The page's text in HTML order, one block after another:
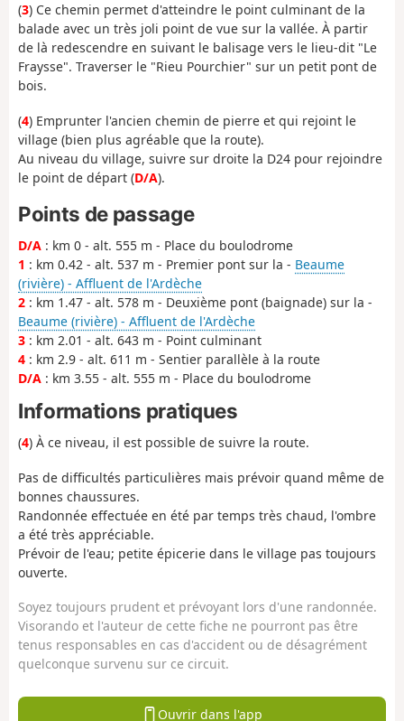
(3) Ce chemin permet d'atteindre le point culminant de la
balade avec un très joli point de vue sur la vallée. À partir
de là redescendre en suivant le balisage vers le lieu-dit "Le
Fraysse". Traverser le "Rieu Pourchier" sur un petit pont de
bois.
(4) Emprunter l'ancien chemin de pierre et qui rejoint le
village (bien plus agréable que la route).
Au niveau du village, suivre sur droite la D24 pour rejoindre
le point de départ (D/A).
Points de passage
D/A : km 0 - alt. 555 m - Place du boulodrome
1 : km 0.42 - alt. 537 m - Premier pont sur la - Beaume
(rivière) - Affluent de l'Ardèche
2 : km 1.47 - alt. 578 m - Deuxième pont (baignade) sur la -
Beaume (rivière) - Affluent de l'Ardèche
3 : km 2.01 - alt. 643 m - Point culminant
4 : km 2.9 - alt. 611 m - Sentier parallèle à la route
D/A : km 3.55 - alt. 555 m - Place du boulodrome
Informations pratiques
(4) À ce niveau, il est possible de suivre la route.
Pas de difficultés particulières mais prévoir quand même de
bonnes chaussures.
Randonnée effectuée en été par temps très chaud, l'ombre
a été très appréciable.
Prévoir de l'eau; petite épicerie dans le village pas toujours
ouverte.
Soyez toujours prudent et prévoyant lors d'une randonnée.
Visorando et l'auteur de cette fiche ne pourront pas être
tenus responsables en cas d'accident ou de désagrément
quelconque survenu sur ce circuit.
Ouvrir dans l'app